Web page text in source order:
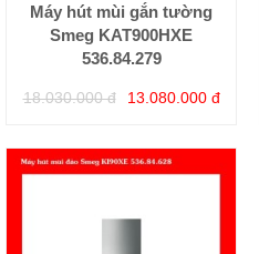
Máy hút mùi gắn tường
Smeg KAT900HXE
536.84.279
18.030.000 đ 13.080.000 đ